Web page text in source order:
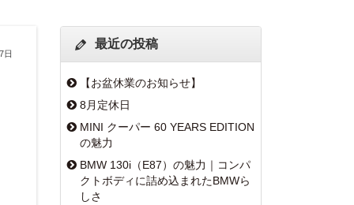
日
最近の投稿
【お盆休業のお知らせ】
8月定休日
MINI クーパー 60 YEARS EDITION
の魅力
BMW 130i（E87）の魅力｜コンパ
クトボディに詰め込まれたBMWら
しさ